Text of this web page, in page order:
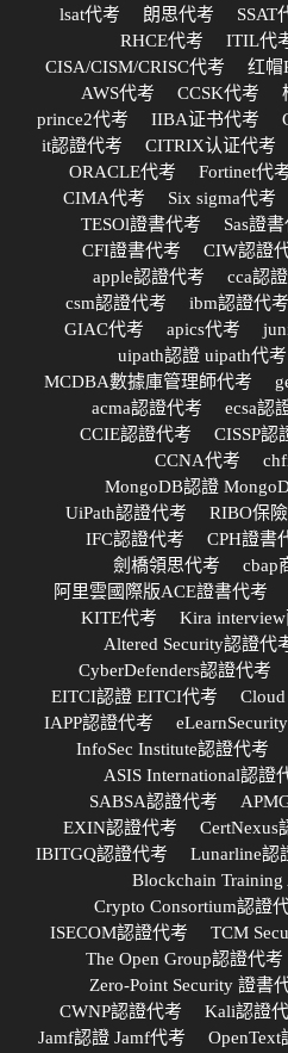
lsat代考
朗思代考 SSAT
RHCE代考
ITIL代
CISA/CISM/CRISC代考
红帽
AWS代考
CCSK代考
prince2代考
IIBA证书代考
it認證代考
CITRIX认证代考
ORACLE代考
Fortinet代
CIMA代考
Six sigma代考
TESOl證書代考
Sas證
CFI證書代考
CIW認證
apple認證代考
cca認
csm認證代考
ibm認證代考
GIAC代考
apics代考
uipath認證 uipath代考
MCDBA數據庫管理師代考
acma認證代考
ecsa認
CCIE認證代考
CISSP認
CCNA代考
MongoDB認證
UiPath認證代考
RIBO保
IFC認證代考
CPH證書
劍橋領思代考
cbap
阿里雲國際版ACE證書代考
KITE代考
Kira
Altered Security認證代
CyberDefenders認證代考
EITCI認證 EITCI代考
IAPP認證代考
InfoSec Institute認證代考
ASIS International認證
SABSA認證代考
EXIN認證代考
CertNexus
IBITGQ認證代考
Lunarline認
Blockchain
Crypto Consortium認證
ISECOM認證代考
TCM
The Open Group認證代考
Zero-Point Security 證書
CWNP認證代考
Kali認證
Jamf認證 Jamf代考
OpenText